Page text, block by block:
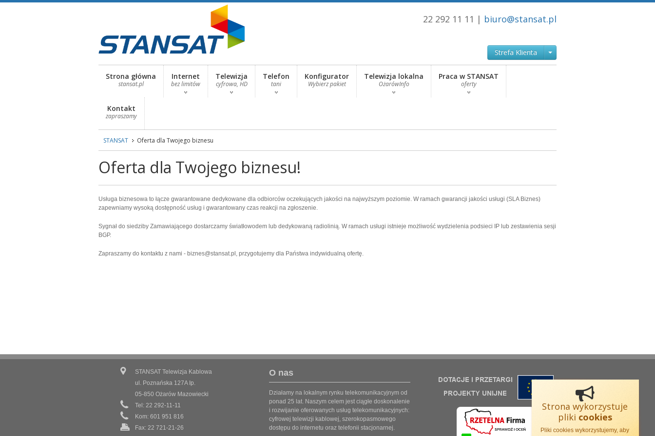
22 292 11 11 | biuro@stansat.pl
Strefa Klienta
Strona główna
stansat.pl
Internet
bez limitów
Telewizja
cyfrowa, HD
Telefon
tani
Konfigurator
Wybierz pakiet
Telewizja lokalna
OżarówInfo
Praca w STANSAT
oferty
Kontakt
zapraszamy
STANSAT Oferta dla Twojego biznesu
Oferta dla Twojego biznesu!
Usługa biznesowa to łącze gwarantowane dedykowane dla odbiorców oczekujących jakości na najwyższym poziomie. W ramach gwarancji jakości usługi (SLA Biznes)
zapewniamy wysoką dostępność usług i gwarantowany czas reakcji na zgłoszenie.
Sygnał do siedziby Zamawiającego dostarczamy światłowodem lub dedykowaną radiolinią. W ramach usługi istnieje możliwość wydzielenia podsieci IP lub zestawienia sesji
BGP.
Zapraszamy do kontaktu z nami - biznes@stansat.pl , przygotujemy dla Państwa indywidualną ofertę.
STANSAT Telewizja Kablowa
ul. Poznańska 127A Ip.
05-850 Ożarów Mazowiecki
Tel: 22 292-11-11
Kom: 601 951 816
Fax: 22 721-21-26
O nas
Działamy na lokalnym rynku telekomunikacyjnym od
ponad 25 lat. Naszym celem jest ciągłe doskonalenie
i rozwijanie oferowanych usług telekomunikacyjnych:
cyfrowej telewizji kablowej, szerokopasmowego
dostępu do internetu oraz telefonii stacjonarnej.
Strona wykorzystuje
pliki cookies
Pliki cookies wykorzystujemy, aby